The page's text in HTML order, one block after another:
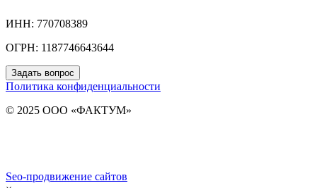
ИНН: 770708389
ОГРН: 1187746643644
Задать вопрос
Политика конфиденциальности
© 2025 ООО «ФАКТУМ»
Seo-продвижение сайтов